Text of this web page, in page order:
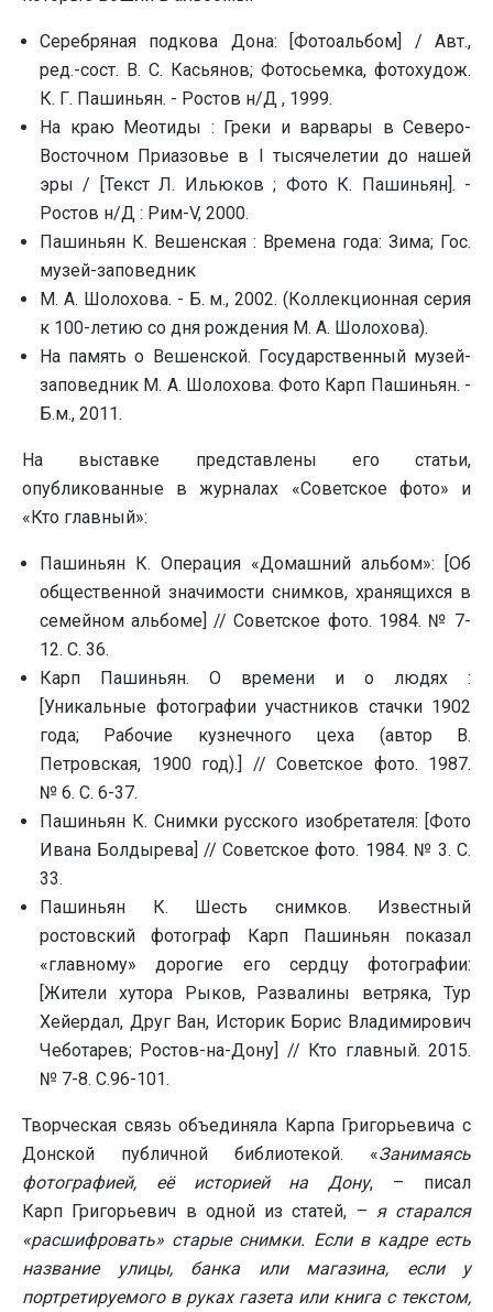
Серебряная подкова Дона: [Фотоальбом] / Авт.,
pед.-сост. В. С. Касьянов; Фотосьемка, фотохудож.
К. Г. Пашиньян. - Ростов н/Д , 1999.
На краю Меотиды : Греки и варвары в Северо-
Восточном Приазовье в I тысячелетии до нашей
эры / [Текст Л. Ильюков ; Фото К. Пашиньян]. -
Ростов н/Д : Рим-V, 2000.
Пашиньян К. Вешенская : Времена года: Зима; Гос.
музей-заповедник
М. А. Шолохова. - Б. м., 2002. (Коллекционная серия
к 100-летию со дня рождения М. А. Шолохова).
На память о Вешенской. Государственный музей-
заповедник М. А. Шолохова. Фото Карп Пашиньян. -
Б.м., 2011.
На выставке представлены его статьи,
опубликованные в журналах «Советское фото» и
«Кто главный»:
Пашиньян К. Операция «Домашний альбом»: [Об
общественной значимости снимков, хранящихся в
семейном альбоме] // Советское фото. 1984. № 7-
12. С. 36.
Карп Пашиньян. О времени и о людях :
[Уникальные фотографии участников стачки 1902
года; Рабочие кузнечного цеха (автор В.
Петровская, 1900 год).] // Советское фото. 1987.
№ 6. С. 6-37.
Пашиньян К. Снимки русского изобретателя: [Фото
Ивана Болдырева] // Советское фото. 1984. № 3. С.
33.
Пашиньян К. Шесть снимков. Известный
ростовский фотограф Карп Пашиньян показал
«главному» дорогие его сердцу фотографии:
[Жители хутора Рыков, Развалины ветряка, Тур
Хейердал, Друг Ван, Историк Борис Владимирович
Чеботарев; Ростов-на-Дону] // Кто главный. 2015.
№ 7-8. С.96-101.
Творческая связь объединяла Карпа Григорьевича с
Донской публичной библиотекой. «Занимаясь
фотографией, её историей на Дону, – писал
Карп Григорьевич в одной из статей, – я старался
«расшифровать» старые снимки. Если в кадре есть
название улицы, банка или магазина, если у
портретируемого в руках газета или книга с текстом,